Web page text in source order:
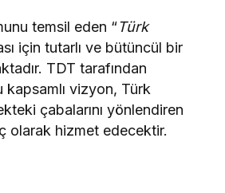
temsil eden “Türk
için tutarlı ve bütüncül bir
TDT tarafından
vizyon, Türk
çabalarını yönlendiren
olarak hizmet edecektir.